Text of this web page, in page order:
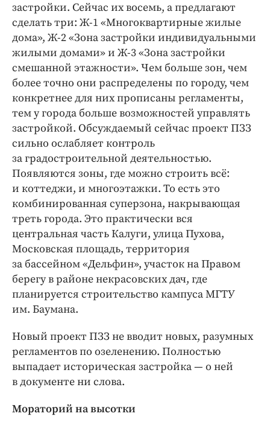
застройки. Сейчас их восемь, а предлагают
сделать три: Ж‑1 «Многоквартирные жилые
дома», Ж‑2 «Зона застройки индивидуальными
жилыми домами» и Ж‑3 «Зона застройки
смешанной этажности». Чем больше зон, чем
более точно они распределены по городу, чем
конкретнее для них прописаны регламенты,
тем у города больше возможностей управлять
застройкой. Обсуждае­мый сейчас проект ПЗЗ
сильно ослабляет контроль
за градостроительной деятельностью.
Появляются зоны, где можно строить всё:
и коттеджи, и многоэтажки. То есть это
комбинированная суперзона, накрываю­щая
треть города. Это практически вся
центральная часть Калуги, улица Пухова,
Московская площадь, территория
за бассейном «Дельфин», участок на Правом
берегу в районе некрасовских дач, где
планируется строительство кампуса МГТУ
им. Баумана.
Новый проект ПЗЗ не вводит новых, разумных
регламентов по озеленению. Полностью
выпадает историческая застройка — ​о ней
в документе ни слова.
Мораторий на высотки